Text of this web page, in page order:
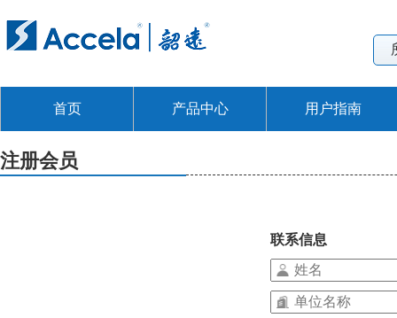
首页 产品中心 用户指南
注册会员
联系信息